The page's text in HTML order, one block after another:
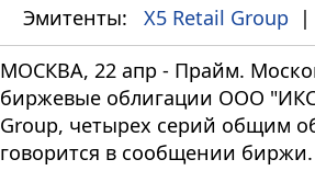
Эмитенты: X5 Retail Group
МОСКВА, 22 апр - Прайм.
биржевые облигации ООО
Group, четырех серий общим
говорится в сообщении биржи.